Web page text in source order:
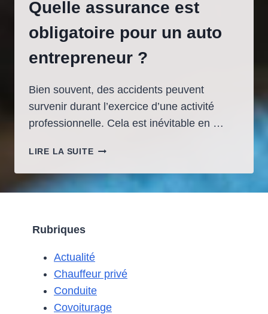
Quelle assurance est
obligatoire pour un auto
entrepreneur ?
Bien souvent, des accidents peuvent
survenir durant l’exercice d’une activité
professionnelle. Cela est inévitable en …
LIRE LA SUITEQUELLE
EST
?
Rubriques
Actualité
Chauffeur privé
Conduite
Covoiturage